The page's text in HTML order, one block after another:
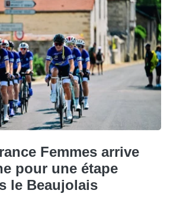
Femmes arrive
pour une étape
le Beaujolais